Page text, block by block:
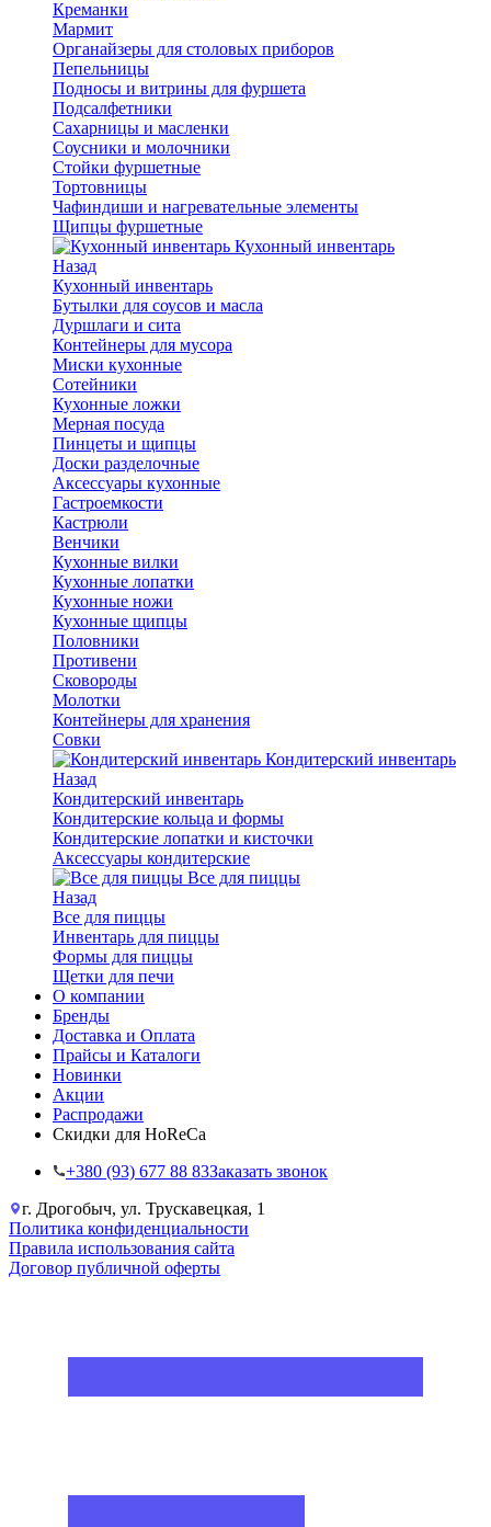
Креманки
Мармит
Органайзеры для столовых приборов
Пепельницы
Подносы и витрины для фуршета
Подсалфетники
Сахарницы и масленки
Соусники и молочники
Стойки фуршетные
Тортовницы
Чафиндиши и нагревательные элементы
Щипцы фуршетные
Кухонный инвентарь
Назад
Кухонный инвентарь
Бутылки для соусов и масла
Дуршлаги и сита
Контейнеры для мусора
Миски кухонные
Сотейники
Кухонные ложки
Мерная посуда
Пинцеты и щипцы
Доски разделочные
Аксессуары кухонные
Гастроемкости
Кастрюли
Венчики
Кухонные вилки
Кухонные лопатки
Кухонные ножи
Кухонные щипцы
Половники
Противени
Сковороды
Молотки
Контейнеры для хранения
Совки
Кондитерский инвентарь
Назад
Кондитерский инвентарь
Кондитерские кольца и формы
Кондитерские лопатки и кисточки
Аксессуары кондитерские
Все для пиццы
Назад
Все для пиццы
Инвентарь для пиццы
Формы для пиццы
Щетки для печи
О компании
Бренды
Доставка и Оплата
Прайсы и Каталоги
Новинки
Акции
Распродажи
Скидки для HoReCa
+38‎0 (93) 677 88 83Заказать звонок
г. Дрогобыч, ул. Трускавецкая, 1
Политика конфиденциальности
Правила использования сайта
Договор публичной оферты